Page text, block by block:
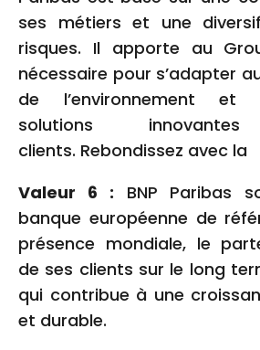
ses métiers et une
risques. Il apporte au
nécessaire pour s’adapter
de l’environnement et
solutions
clients. Rebondissez avec la
Valeur 6 : BNP Paribas
banque européenne de
présence mondiale, le
de ses clients sur le long
qui contribue à une
et durable.